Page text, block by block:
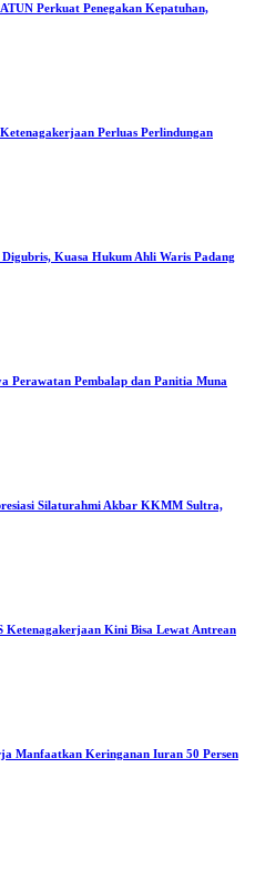
Perkuat Penegakan Kepatuhan,
Perluas Perlindungan
Kuasa Hukum Ahli Waris Padang
Perawatan Pembalap dan Panitia Muna
Silaturahmi Akbar KKMM Sultra,
Ketenagakerjaan Kini Bisa Lewat Antrean
Manfaatkan Keringanan Iuran 50 Persen